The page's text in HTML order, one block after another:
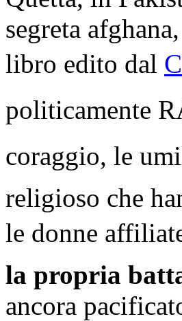
segreta
libro edito dal
politicamente
coraggio, le
religioso che
le donne
la propria
ancora